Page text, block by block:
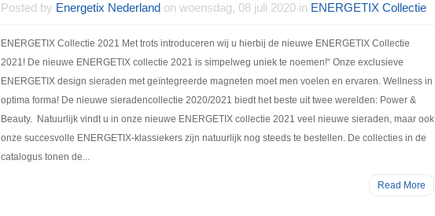
Posted by Energetix Nederland on woensdag, 08 juli 2020 in ENERGETIX Collectie
ENERGETIX Collectie 2021 Met trots introduceren wij u hierbij de nieuwe ENERGETIX Collectie
2021! De nieuwe ENERGETIX collectie 2021 is simpelweg uniek te noemen!“ Onze exclusieve
ENERGETIX design sieraden met geïntegreerde magneten moet men voelen en ervaren. Wellness in
optima forma! De nieuwe sieradencollectie 2020/2021 biedt het beste uit twee werelden: Power &
Beauty. Natuurlijk vindt u in onze nieuwe ENERGETIX collectie 2021 veel nieuwe sieraden, maar ook
onze succesvolle ENERGETIX-klassiekers zijn natuurlijk nog steeds te bestellen. De collecties in de
catalogus tonen de...
Read More